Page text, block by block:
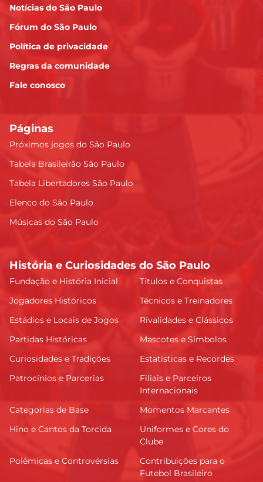
Notícias do São Paulo
Fórum do São Paulo
Política de privacidade
Regras da comunidade
Fale conosco
Páginas
Próximos jogos do São Paulo
Tabela Brasileirão São Paulo
Tabela Libertadores São Paulo
Elenco do São Paulo
Músicas do São Paulo
História e Curiosidades do São Paulo
Fundação e História Inicial
Títulos e Conquistas
Jogadores Históricos
Técnicos e Treinadores
Estádios e Locais de Jogos
Rivalidades e Clássicos
Partidas Históricas
Mascotes e Símbolos
Curiosidades e Tradições
Estatísticas e Recordes
Patrocínios e Parcerias
Filiais e Parceiros
Internacionais
Categorias de Base
Momentos Marcantes
Hino e Cantos da Torcida
Uniformes e Cores do
Clube
Polêmicas e Controvérsias
Contribuições para o
Futebol Brasileiro